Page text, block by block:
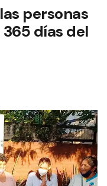
personas
días del